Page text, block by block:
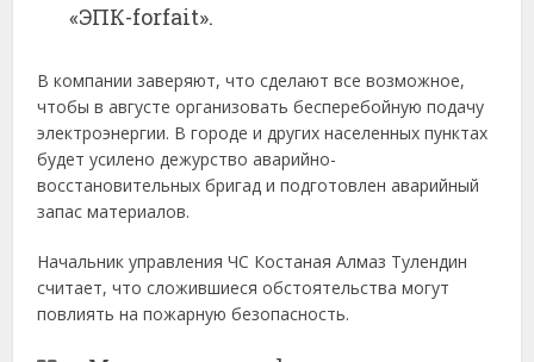
«ЭПК-forfait».
В компании заверяют, что сделают все возможное,
чтобы в августе организовать бесперебойную подачу
электроэнергии. В городе и других населенных пунктах
будет усилено дежурство аварийно-
восстановительных бригад и подготовлен аварийный
запас материалов.
Начальник управления ЧС Костаная Алмаз Тулендин
считает, что сложившиеся обстоятельства могут
повлиять на пожарную безопасность.